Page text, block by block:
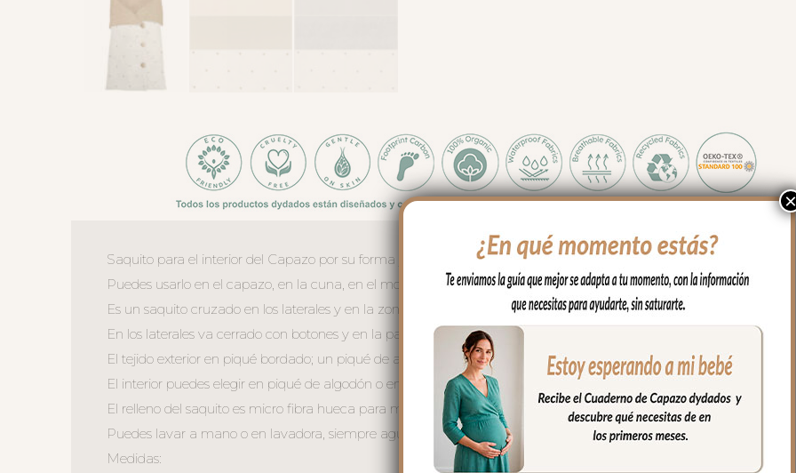
Saquito para el interior del Capazo por su forma y medidas es apto para todos los capazos.
Puedes usarlo en el capazo, en la cuna, en el moisés, para llevar en brazos…
Es un saquito cruzado en los laterales y en la zona de cabecita va abierto, apto para todo tipo de capazos.
En los laterales va cerrado con botones y en la parte de abajo con doble cremallera para mayor seguridad.
El tejido exterior en piqué bordado; un piqué de algodón.
El interior puedes elegir en piqué de algodón o en pelo corto liso,
El relleno del saquito es micro fibra hueca para mayor confort del bebé y muy buena transpirabilidad.
Puedes lavar a mano o en lavadora, siempre agua fría, jabones no abrasivos y secado al natural.
Medidas:
×